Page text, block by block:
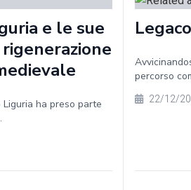
e le sue
ha preso parte
percorso
22/12/